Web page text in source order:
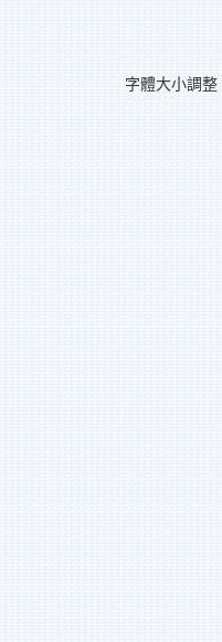
字體大小調整